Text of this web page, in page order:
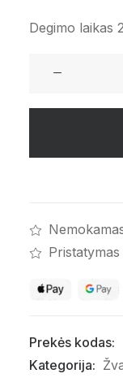
Degimo laikas
Šviesių
komplektas
Prekės kodas:
Kategorija: